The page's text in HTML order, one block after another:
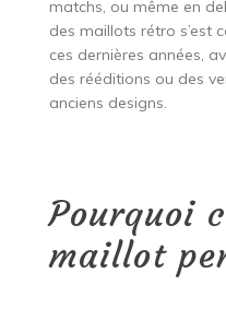
matchs, ou même en
des maillots rétro s’est
ces dernières années,
des rééditions ou des
anciens designs.
Pourquoi
maillot